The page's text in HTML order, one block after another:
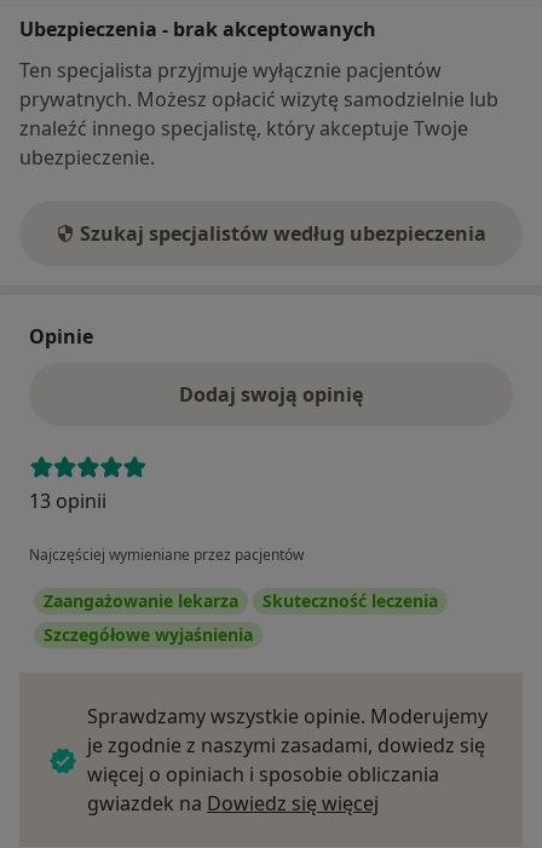
Ubezpieczenia - brak akceptowanych
Ten specjalista przyjmuje wyłącznie pacjentów
prywatnych. Możesz opłacić wizytę samodzielnie lub
znaleźć innego specjalistę, który akceptuje Twoje
ubezpieczenie.
Szukaj specjalistów według ubezpieczenia
Opinie
Dodaj swoją opinię
13 opinii
Najczęściej wymieniane przez pacjentów
Zaangażowanie lekarza
Skuteczność leczenia
Szczegółowe wyjaśnienia
Sprawdzamy wszystkie opinie. Moderujemy
je zgodnie z naszymi zasadami, dowiedz się
więcej o opiniach i sposobie obliczania
gwiazdek na Dowiedz się więcej